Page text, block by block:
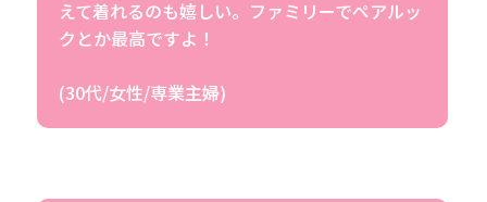
えて着れるのも嬉しい。ファミリーでペアルッ
クとか最高ですよ！
(30代/女性/専業主婦)